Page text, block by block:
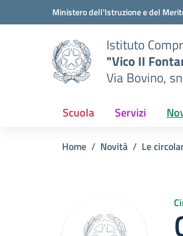
Vai ai contenuti
Vai al menu di navigazioneMinistero dell'Istruzione e del
Istituto
"Vico II
Via Bovino,
Scuola Servizi
Home Novità Le